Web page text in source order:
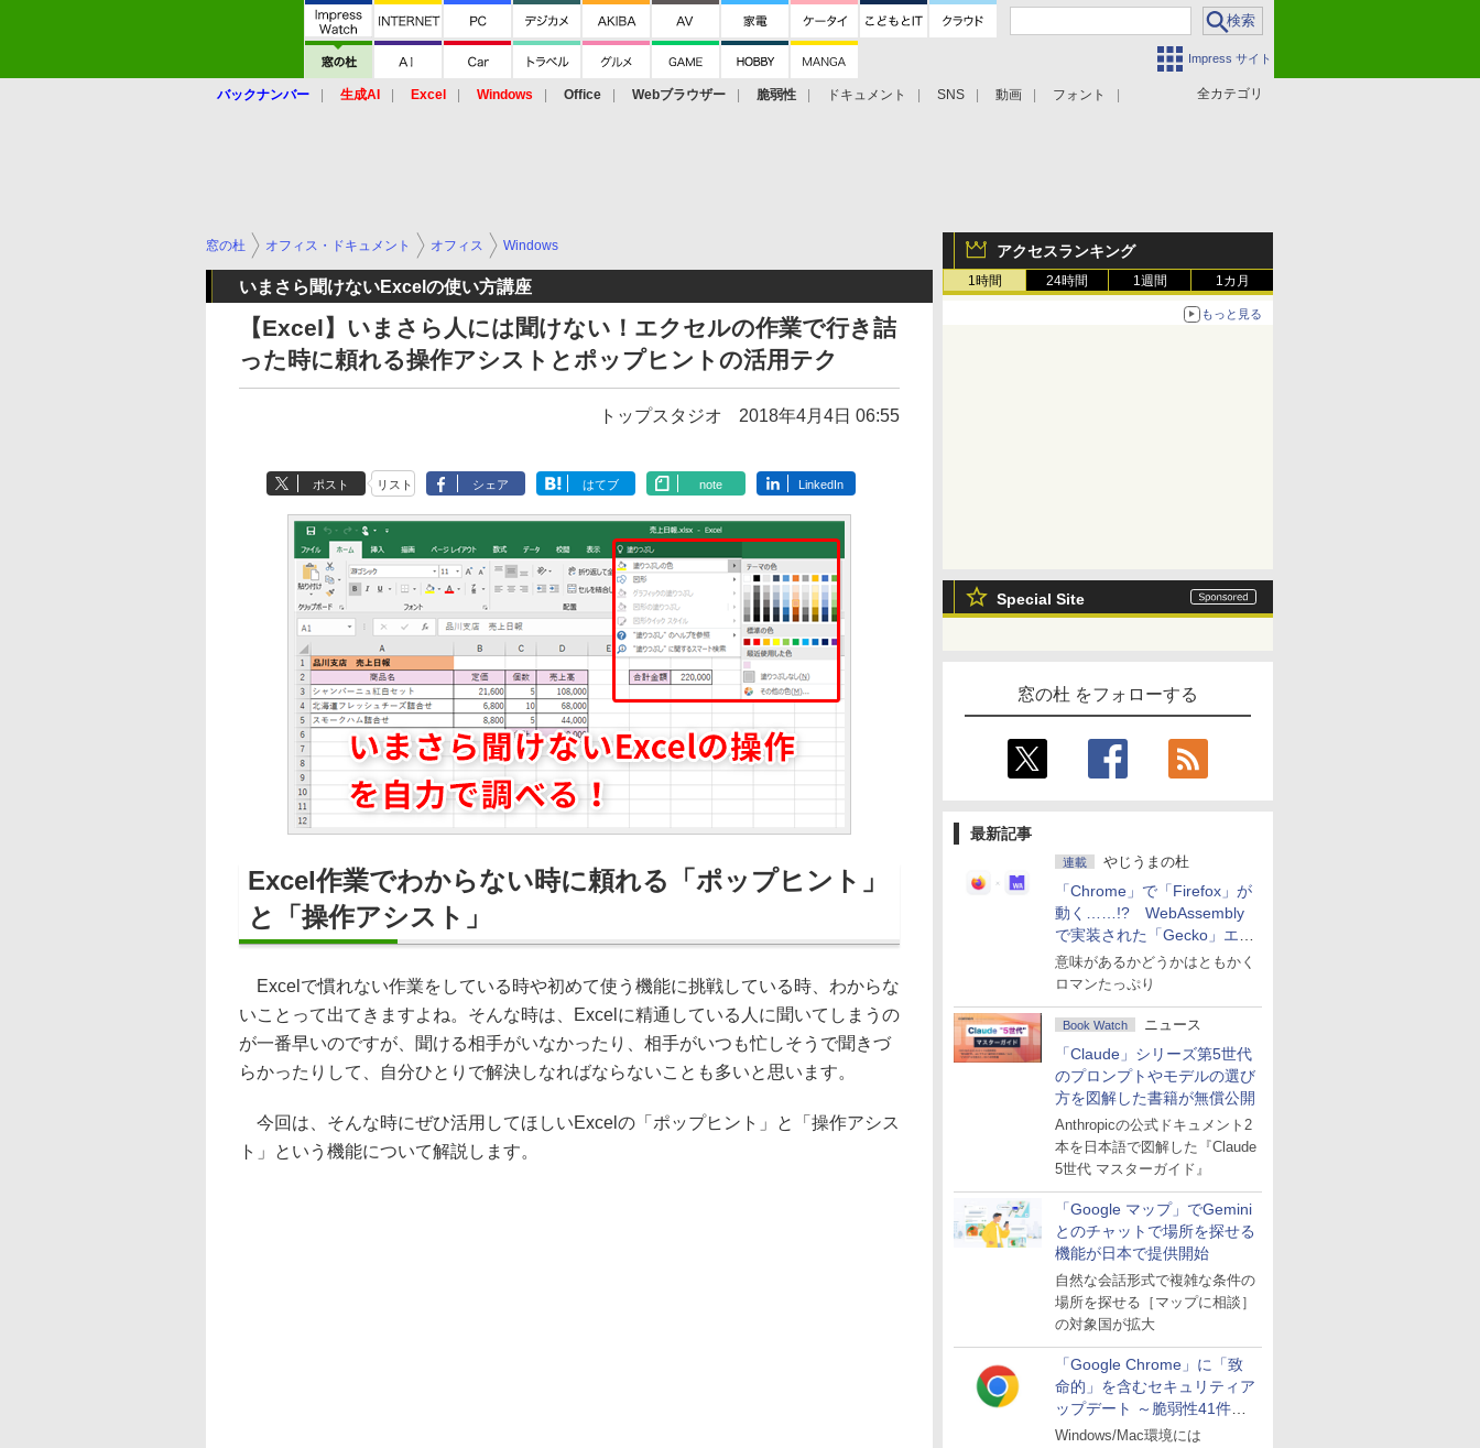
Impress サイト
全カテゴリ
バックナンバー 生成AI Excel Windows Office Webブラウザー 脆弱性 ドキュメント SNS 動画 フォント
アクセスランキング
1時間 24時間 1週間 1カ月
もっと見る
Special Site
窓の杜 をフォローする
最新記事
連載 やじうまの杜
「Chrome」で「Firefox」が
動く……!? WebAssembly
で実装された「Gecko」エン
ジン
意味があるかどうかはともかく
ロマンたっぷり
Book Watch ニュース
「Claude」シリーズ第5世代
のプロンプトやモデルの選び
方を図解した書籍が無償公開
Anthropicの公式ドキュメント2
本を日本語で図解した『Claude
5世代 マスターガイド』
「Google マップ」でGemini
とのチャットで場所を探せる
機能が日本で提供開始
自然な会話形式で複雑な条件の
場所を探せる［マップに相談］
の対象国が拡大
「Google Chrome」に「致
命的」を含むセキュリティア
ップデート ～脆弱性41件に
対処
Windows/Mac環境には
窓の杜 オフィス・ドキュメント オフィス Windows
いまさら聞けないExcelの使い方講座
【Excel】いまさら人には聞けない！エクセルの作業で行き詰
った時に頼れる操作アシストとポップヒントの活用テク
トップスタジオ 2018年4月4日 06:55
ポスト リスト シェア はてブ note LinkedIn
Excel作業でわからない時に頼れる「ポップヒント」
と「操作アシスト」
Excelで慣れない作業をしている時や初めて使う機能に挑戦している時、わからな
いことって出てきますよね。そんな時は、Excelに精通している人に聞いてしまうの
が一番早いのですが、聞ける相手がいなかったり、相手がいつも忙しそうで聞きづ
らかったりして、自分ひとりで解決しなればならないことも多いと思います。
今回は、そんな時にぜひ活用してほしいExcelの「ポップヒント」と「操作アシス
ト」という機能について解説します。